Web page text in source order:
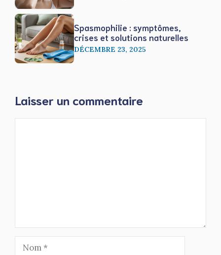
Spasmophilie : symptômes,
crises et solutions naturelles
DÉCEMBRE 23, 2025
Laisser un commentaire